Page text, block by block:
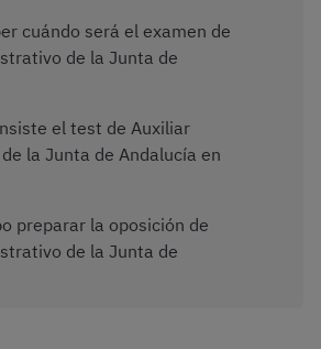
cuándo será el examen de
de la Junta de
el test de Auxiliar
la Junta de Andalucía en
preparar la oposición de
de la Junta de